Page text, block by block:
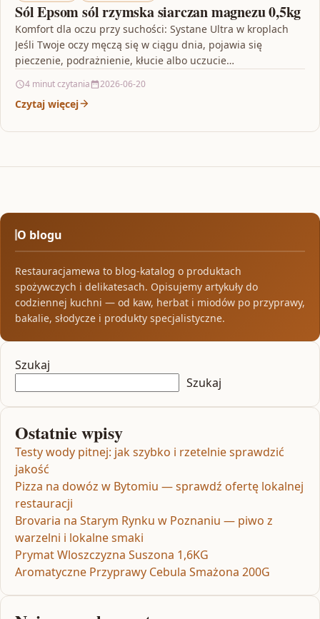
Sól Epsom sól rzymska siarczan magnezu 0,5kg
Komfort dla oczu przy suchości: Systane Ultra w kroplach
Jeśli Twoje oczy męczą się w ciągu dnia, pojawia się
pieczenie, podrażnienie, kłucie albo uczucie…
4 minut czytania 2026-06-20
Czytaj więcej
O blogu
Restauracjamewa to blog-katalog o produktach
spożywczych i delikatesach. Opisujemy artykuły do
codziennej kuchni — od kaw, herbat i miodów po przyprawy,
bakalie, słodycze i produkty specjalistyczne.
Szukaj
Szukaj
Ostatnie wpisy
Testy wody pitnej: jak szybko i rzetelnie sprawdzić
jakość
Pizza na dowóz w Bytomiu — sprawdź ofertę lokalnej
restauracji
Brovaria na Starym Rynku w Poznaniu — piwo z
warzelni i lokalne smaki
Prymat Wloszczyzna Suszona 1,6KG
Aromatyczne Przyprawy Cebula Smażona 200G